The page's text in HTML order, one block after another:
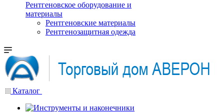
Рентгеновское оборудование и
материалы
Рентгеновские материалы
Рентгенозащитная одежда
Каталог